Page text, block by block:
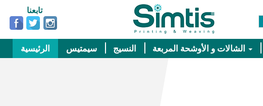
تابعنا
الرئيسية سيمتيس النسيج